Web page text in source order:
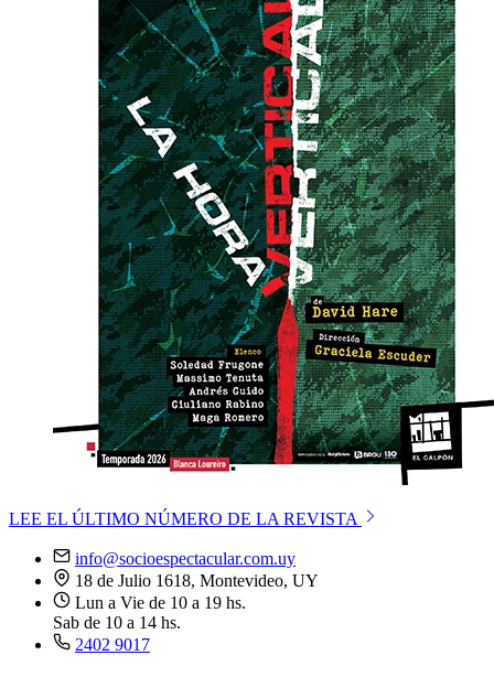
LEE EL ÚLTIMO NÚMERO DE LA REVISTA
info@socioespectacular.com.uy
18 de Julio 1618, Montevideo, UY
Lun a Vie de 10 a 19 hs.
Sab de 10 a 14 hs.
2402 9017